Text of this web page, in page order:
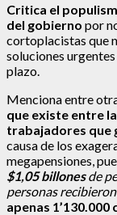
Critica el
del gobierno por
cortoplacistas que
soluciones
plazo.
Menciona entre
que existe entre
trabajadores que
causa de los
megapensiones,
$1,05 billonesde
personas
apenas